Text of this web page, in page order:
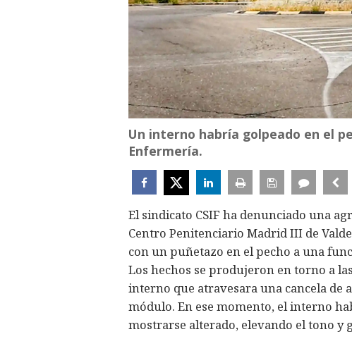
Un interno habría golpeado en el
Enfermería.
El sindicato CSIF ha denunciado una
Centro Penitenciario Madrid III de
con un puñetazo en el pecho a una
Los hechos se produjeron en torno a
interno que atravesara una cancela de
módulo. En ese momento, el interno
mostrarse alterado, elevando el tono y